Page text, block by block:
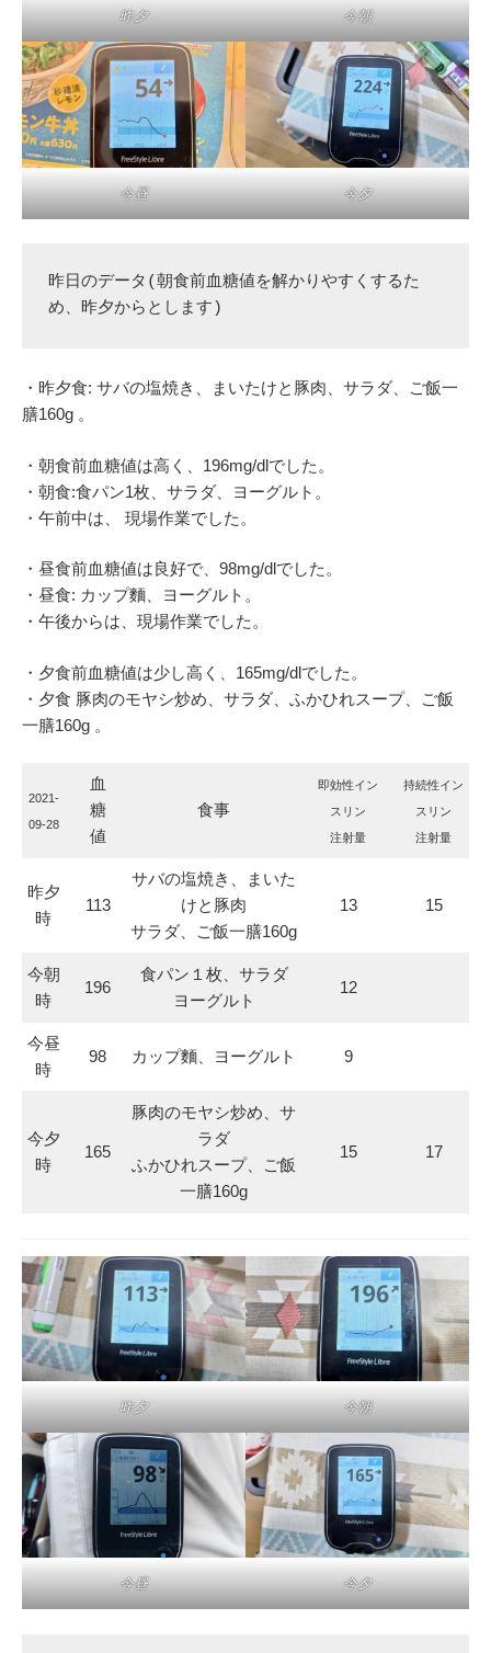
昨夕 今朝
今昼 今夕
昨日のデータ(朝食前血糖値を解かりやすくするた
め、昨夕からとします)
・昨夕食: サバの塩焼き、まいたけと豚肉、サラダ、ご飯一
膳160g 。
・朝食前血糖値は高く、196mg/dlでした。
・朝食:食パン1枚、サラダ、ヨーグルト。
・午前中は、 現場作業でした。
・昼食前血糖値は良好で、98mg/dlでした。
・昼食: カップ麵、ヨーグルト。
・午後からは、現場作業でした。
・夕食前血糖値は少し高く、165mg/dlでした。
・夕食 豚肉のモヤシ炒め、サラダ、ふかひれスープ、ご飯
一膳160g 。
2021-
09-28
血
糖
値
食事
即効性イン
スリン
注射量
持続性イン
スリン
注射量
昨夕
時
113
サバの塩焼き、まいた
けと豚肉
サラダ、ご飯一膳160g
13 15
今朝
時
196
食パン１枚、サラダ
ヨーグルト
12
今昼
時
98 カップ麵、ヨーグルト 9
今夕
時
165
豚肉のモヤシ炒め、サ
ラダ
ふかひれスープ、ご飯
一膳160g
15 17
昨夕 今朝
今昼 今夕